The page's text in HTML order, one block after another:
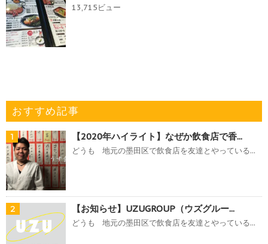
13,715ビュー
おすすめ記事
1 【2020年ハイライト】なぜか飲食店で香...
どうも 地元の墨田区で飲食店を友達とやっている...
2 【お知らせ】UZUGROUP（ウズグルー...
どうも 地元の墨田区で飲食店を友達とやっている...